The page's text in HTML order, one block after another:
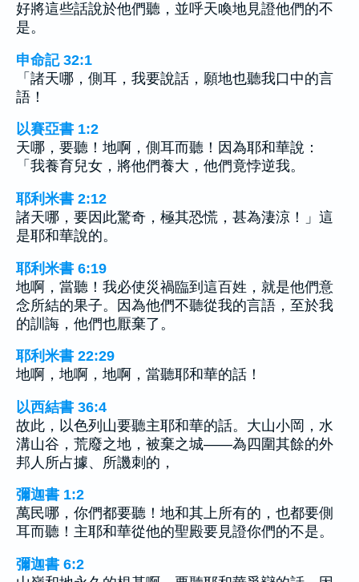
好將這些話說於他們聽，並呼天喚地見證他們的不
是。
申命記 32:1
「諸天哪，側耳，我要說話，願地也聽我口中的言
語！
以賽亞書 1:2
天哪，要聽！地啊，側耳而聽！因為耶和華說：
「我養育兒女，將他們養大，他們竟悖逆我。
耶利米書 2:12
諸天哪，要因此驚奇，極其恐慌，甚為淒涼！」這
是耶和華說的。
耶利米書 6:19
地啊，當聽！我必使災禍臨到這百姓，就是他們意
念所結的果子。因為他們不聽從我的言語，至於我
的訓誨，他們也厭棄了。
耶利米書 22:29
地啊，地啊，地啊，當聽耶和華的話！
以西結書 36:4
故此，以色列山要聽主耶和華的話。大山小岡，水
溝山谷，荒廢之地，被棄之城——為四圍其餘的外
邦人所占據、所譏刺的，
彌迦書 1:2
萬民哪，你們都要聽！地和其上所有的，也都要側
耳而聽！主耶和華從他的聖殿要見證你們的不是。
彌迦書 6:2